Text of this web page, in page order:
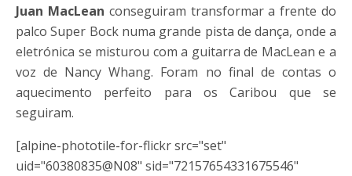
Juan MacLean conseguiram transformar a frente do
palco Super Bock numa grande pista de dança, onde a
eletrónica se misturou com a guitarra de MacLean e a
voz de Nancy Whang. Foram no final de contas o
aquecimento perfeito para os Caribou que se
seguiram.
[alpine-phototile-for-flickr src="set"
uid="60380835@N08" sid="72157654331675546"